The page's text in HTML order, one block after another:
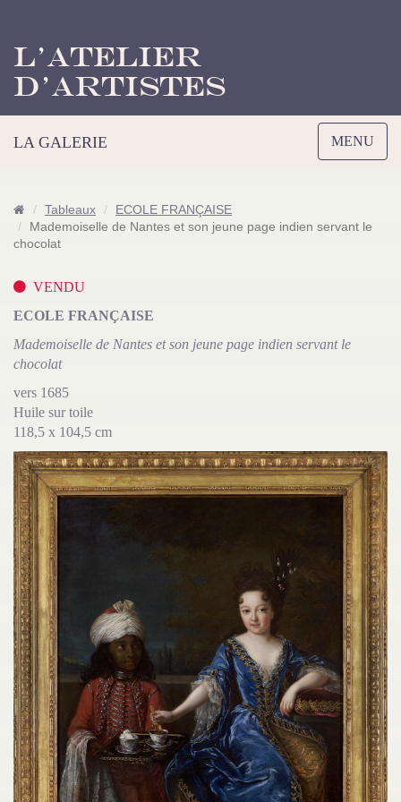
L’Atelier
d’Artistes
Toggle
navigation
MENU
LA GALERIE
Tableaux
ECOLE FRANÇAISE
Mademoiselle de Nantes et son jeune page indien servant le
chocolat
VENDU
ECOLE FRANÇAISE
Mademoiselle de Nantes et son jeune page indien servant le
chocolat
vers 1685
Huile sur toile
118,5 x 104,5 cm